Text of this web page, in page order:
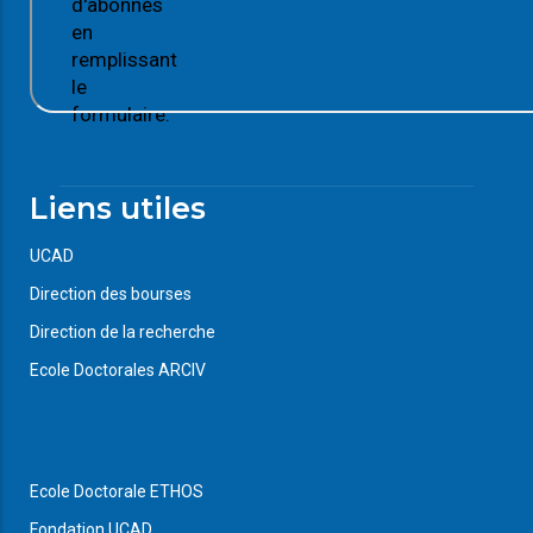
d'abonnés
en
remplissant
le
formulaire.
Liens utiles
UCAD
Direction des bourses
Direction de la recherche
Ecole Doctorales ARCIV
Ecole Doctorale ETHOS